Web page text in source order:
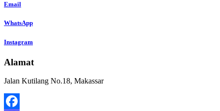
Email
WhatsApp
Instagram
Alamat
Jalan Kutilang No.18, Makassar